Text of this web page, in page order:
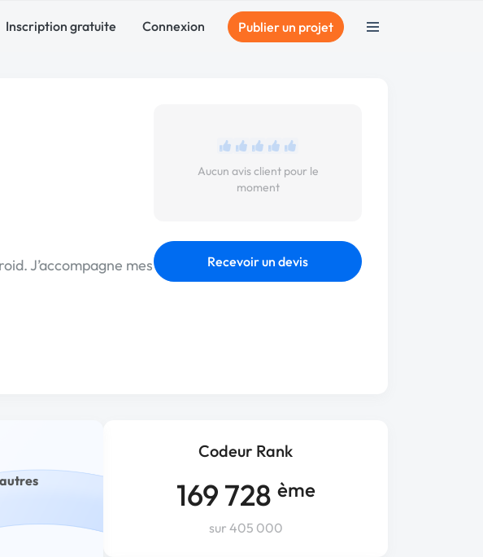
Inscription gratuite Connexion Publier un projet
J’accompagne mes
Aucun avis client pour le
moment
Recevoir un devis
Codeur Rank
169 728 ème
sur 405 000